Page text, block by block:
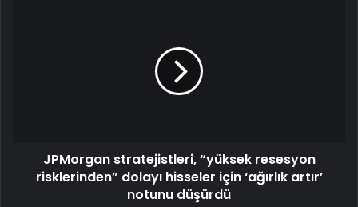
JPMorgan stratejistleri, “yüksek resesyon
risklerinden” dolayı hisseler için ‘ağırlık artır’
notunu düşürdü